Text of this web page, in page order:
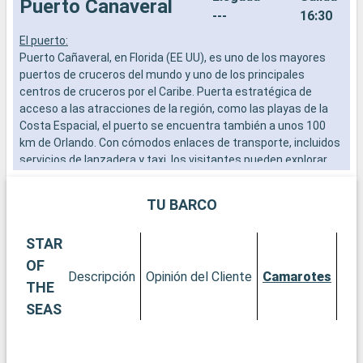
Puerto Canaveral
---
16:30
El puerto:
Puerto Cañaveral, en Florida (EE UU), es uno de los mayores
puertos de cruceros del mundo y uno de los principales
centros de cruceros por el Caribe. Puerta estratégica de
acceso a las atracciones de la región, como las playas de la
Costa Espacial, el puerto se encuentra también a unos 100
km de Orlando. Con cómodos enlaces de transporte, incluidos
servicios de lanzadera y taxi, los visitantes pueden explorar
Puerto Cañaveral ofrece rápido acceso a una gran variedad de
experiencias, desde tranquilas playas a aventuras espaciales.
El cercano Complejo de Visitantes del Centro Espacial
Kennedy es un destino obligado para cualquier persona
interesada en el espacio y la astronomía. Las playas de la
TU BARCO
STAR
OF
THE
SEAS
Descripción Opinión del Cliente Camarotes